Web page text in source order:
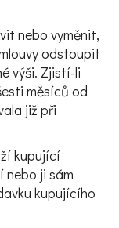
nebo vyměnit,
odstoupit
výši. Zjistí-li
měsíců od
již při
kupující
ji sám
kupujícího